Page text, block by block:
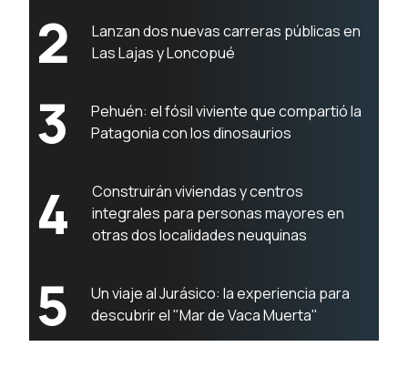
2
Lanzan dos nuevas carreras públicas en
Las Lajas y Loncopué
3
Pehuén: el fósil viviente que compartió la
Patagonia con los dinosaurios
4
Construirán viviendas y centros
integrales para personas mayores en
otras dos localidades neuquinas
5
Un viaje al Jurásico: la experiencia para
descubrir el "Mar de Vaca Muerta"